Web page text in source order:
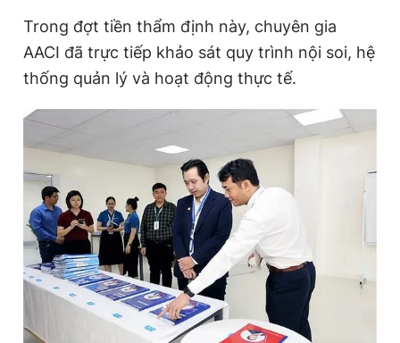
Trong đợt tiền thẩm định này, chuyên gia
AACI đã trực tiếp khảo sát quy trình nội soi, hệ
thống quản lý và hoạt động thực tế.